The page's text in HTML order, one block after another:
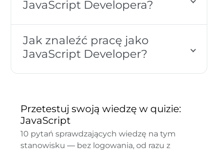
JavaScript Developera?
Jak znaleźć pracę jako
JavaScript Developer?
Przetestuj swoją wiedzę w quizie:
JavaScript
10 pytań sprawdzających wiedzę na tym
stanowisku — bez logowania, od razu z